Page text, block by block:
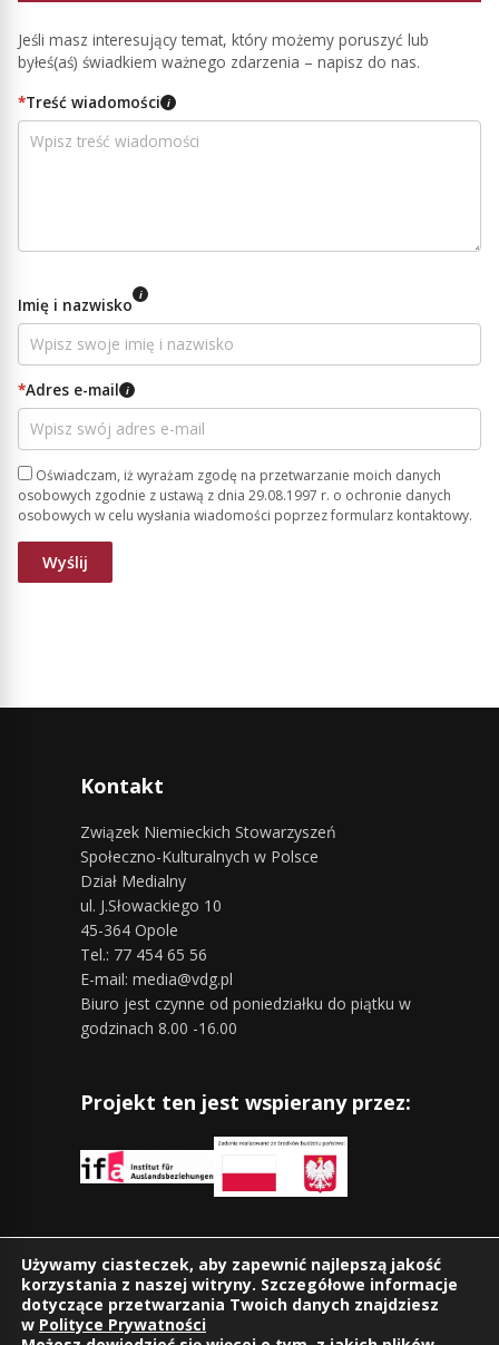
Jeśli masz interesujący temat, który możemy poruszyć lub
byłeś(aś) świadkiem ważnego zdarzenia – napisz do nas.
*Treść wiadomości i
Imię i nazwisko i
*Adres e-mail i
Oświadczam, iż wyrażam zgodę na przetwarzanie moich danych
osobowych zgodnie z ustawą z dnia 29.08.1997 r. o ochronie danych
osobowych w celu wysłania wiadomości poprzez formularz kontaktowy.
Kontakt
Związek Niemieckich Stowarzyszeń
Społeczno-Kulturalnych w Polsce
Dział Medialny
ul. J.Słowackiego 10
45-364 Opole
Tel.: 77 454 65 56
E-mail: media@vdg.pl
Biuro jest czynne od poniedziałku do piątku w
godzinach 8.00 -16.00
Projekt ten jest wspierany przez:
Znajdziesz nas również na:
Używamy ciasteczek, aby zapewnić najlepszą jakość
korzystania z naszej witryny. Szczegółowe informacje
dotyczące przetwarzania Twoich danych znajdziesz
w Polityce Prywatności